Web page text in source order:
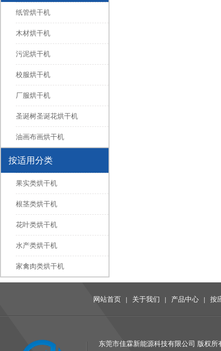
纸管烘干机
木材烘干机
污泥烘干机
校服烘干机
厂服烘干机
圣诞树圣诞花烘干机
油画布画烘干机
按适用分类
果实类烘干机
根茎类烘干机
花叶类烘干机
水产类烘干机
家禽肉类烘干机
网站首页 关于我们 产品中心 按
东莞市佳霖新能源科技有限公司 版权